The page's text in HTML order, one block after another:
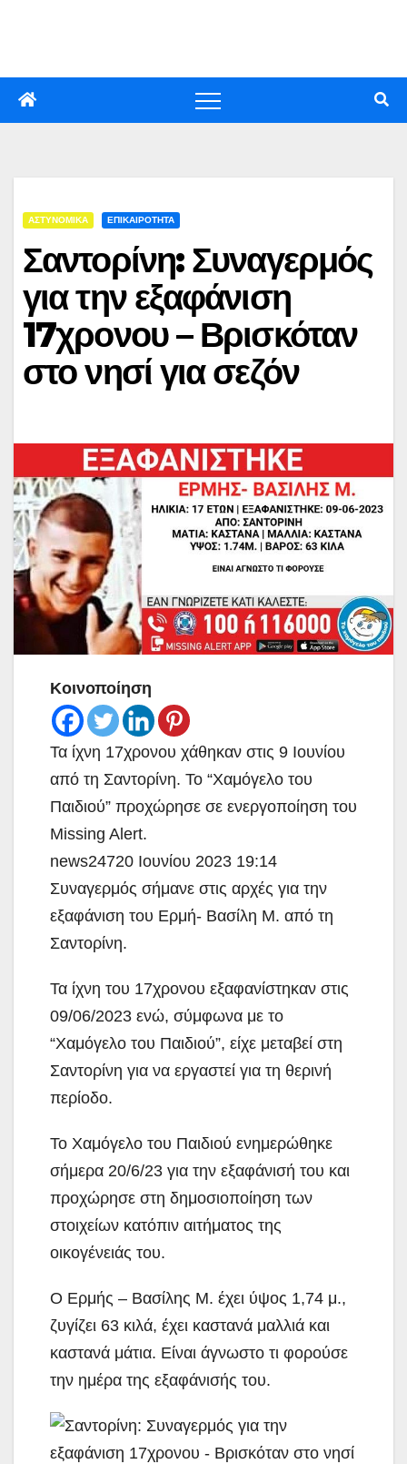
ΑΣΤΥΝΟΜΙΚΑ ΕΠΙΚΑΙΡΟΤΗΤΑ
Σαντορίνη: Συναγερμός
για την εξαφάνιση
17χρονου – Βρισκόταν
στο νησί για σεζόν
Κοινοποίηση
Τα ίχνη 17χρονου χάθηκαν στις 9 Ιουνίου
από τη Σαντορίνη. Το “Χαμόγελο του
Παιδιού” προχώρησε σε ενεργοποίηση του
Missing Alert.
news24720 Ιουνίου 2023 19:14
Συναγερμός σήμανε στις αρχές για την
εξαφάνιση του Ερμή- Βασίλη Μ. από τη
Σαντορίνη.
Τα ίχνη του 17χρονου εξαφανίστηκαν στις
09/06/2023 ενώ, σύμφωνα με το
“Χαμόγελο του Παιδιού”, είχε μεταβεί στη
Σαντορίνη για να εργαστεί για τη θερινή
περίοδο.
Το Χαμόγελο του Παιδιού ενημερώθηκε
σήμερα 20/6/23 για την εξαφάνισή του και
προχώρησε στη δημοσιοποίηση των
στοιχείων κατόπιν αιτήματος της
οικογένειάς του.
Ο Ερμής – Βασίλης Μ. έχει ύψος 1,74 μ.,
ζυγίζει 63 κιλά, έχει καστανά μαλλιά και
καστανά μάτια. Είναι άγνωστο τι φορούσε
την ημέρα της εξαφάνισής του.